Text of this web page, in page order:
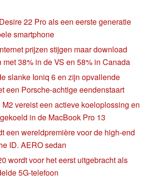
22 Pro als een eerste generatie
smartphone
prijzen stijgen maar download
38% in de VS en 58% in Canada
slanke Ioniq 6 en zijn opvallende
een Porsche-achtige eendenstaart
vereist een actieve koeloplossing en
in de MacBook Pro 13
een wereldpremière voor de high-end
ID. AERO sedan
wordt voor het eerst uitgebracht als
5G-telefoon